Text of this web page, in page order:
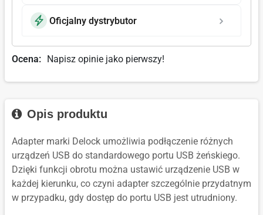
Oficjalny dystrybutor
Ocena: Napisz opinie jako pierwszy!
Opis produktu
Adapter marki Delock umożliwia podłączenie różnych
urządzeń USB do standardowego portu USB żeńskiego.
Dzięki funkcji obrotu można ustawić urządzenie USB w
każdej kierunku, co czyni adapter szczególnie przydatnym
w przypadku, gdy dostęp do portu USB jest utrudniony.